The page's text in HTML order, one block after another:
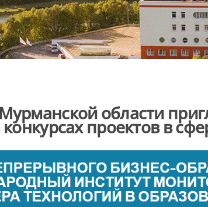
области
конкурсах проектов в